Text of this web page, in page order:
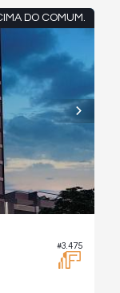
DO COMUM.
#3.475